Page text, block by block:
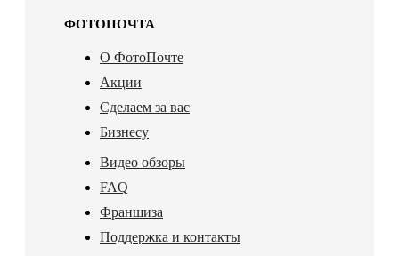
ФОТОПОЧТА
О ФотоПочте
Акции
Сделаем за вас
Бизнесу
Видео обзоры
FAQ
Франшиза
Поддержка и контакты